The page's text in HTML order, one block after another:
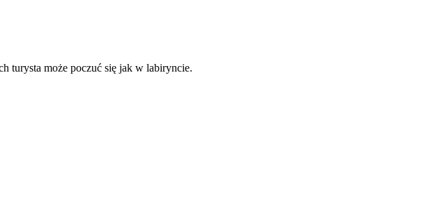
turysta może poczuć się jak w labiryncie.